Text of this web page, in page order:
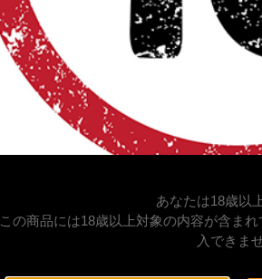
あなたは18歳以
この商品には18歳以上対象の内容が含ま
入できま